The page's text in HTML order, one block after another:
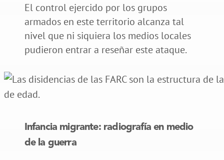
El control ejercido por los grupos
armados en este territorio alcanza tal
nivel que ni siquiera los medios locales
pudieron entrar a reseñar este ataque.
Infancia migrante: radiografía en medio
de la guerra